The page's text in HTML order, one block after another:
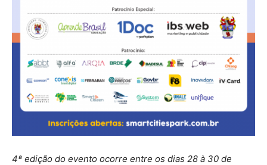
4ª edição do evento ocorre entre os dias 28 à 30 de